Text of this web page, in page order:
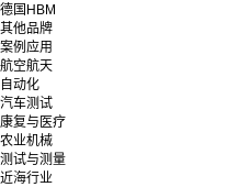
德国HBM
其他品牌
案例应用
航空航天
自动化
汽车测试
康复与医疗
农业机械
测试与测量
近海行业